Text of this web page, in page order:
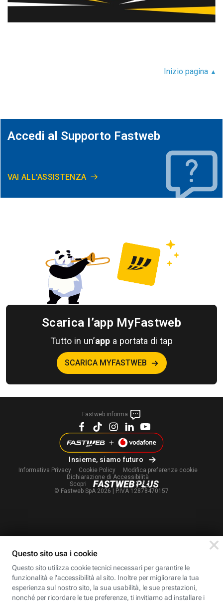
Inizio pagina ▲
Accedi al Supporto Fastweb
VAI ALL'ASSISTENZA
Scarica l’app MyFastweb
Tutto in un’app a portata di tap
SCARICA MYFASTWEB
© Fastweb SpA 2026 | P.IVA 12878470157
Fastweb informa
Insieme, siamo futuro
Informativa Privacy Cookie Policy Modifica preferenze cookie
Dichiarazione di Accessibilità
Scopri